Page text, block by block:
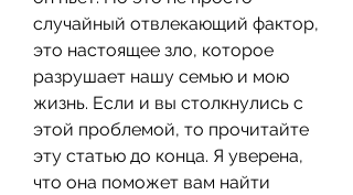
случайный отвлекающий фактор,
это настоящее зло, которое
разрушает нашу семью и мою
жизнь. Если и вы столкнулись с
этой проблемой, то прочитайте
эту статью до конца. Я уверена,
что она поможет вам найти